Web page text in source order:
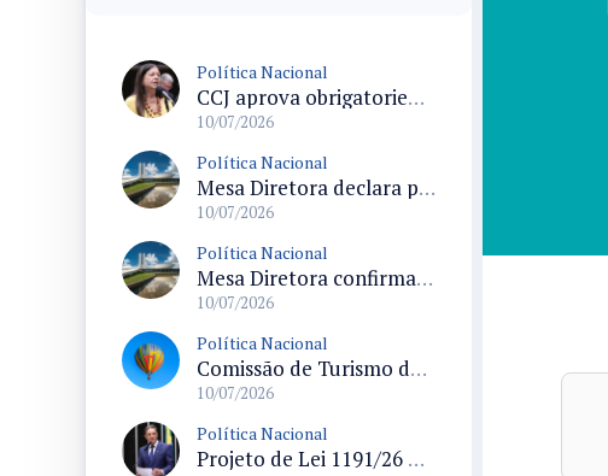
Política Nacional
CCJ aprova obrigatoriedade de profissional de educação física em escolinhas e entidades formadoras de atletas
10/07/2026
Política Nacional
Mesa Diretora declara perda de mandato de deputados após novo cálculo dos votos de 2022
10/07/2026
Política Nacional
Mesa Diretora confirma perda de mandato de três deputados após revisão de votos
10/07/2026
Política Nacional
Comissão de Turismo da Câmara discute regulamentação do balonismo turístico após acidente em Praia Grande (SC)
10/07/2026
Política Nacional
Projeto de Lei 1191/26 determina comunicação obrigatória de negligência parental ao Ministério Público em tramitação na Câmara